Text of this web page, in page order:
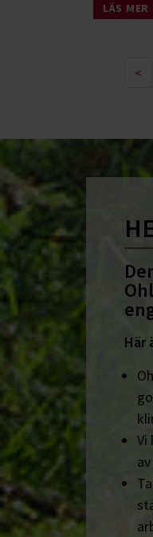
LÄS MER
<
Här
Vi